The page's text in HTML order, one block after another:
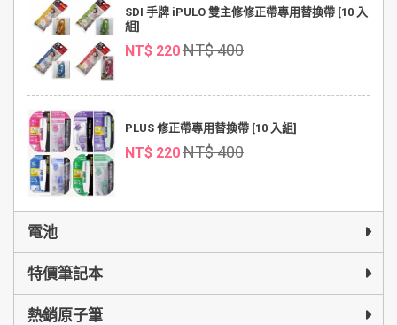
SDI 手牌 iPULO 雙主修修正帶專用替換帶 [10 入
組]
NT$ 220 NT$ 400
PLUS 修正帶專用替換帶 [10 入組]
NT$ 220 NT$ 400
電池
特價筆記本
熱銷原子筆